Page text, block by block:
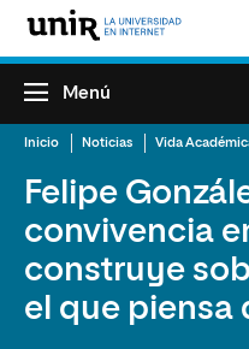
Menú
Inicio Noticias Vida
Felipe
convivencia
construye
el que piensa